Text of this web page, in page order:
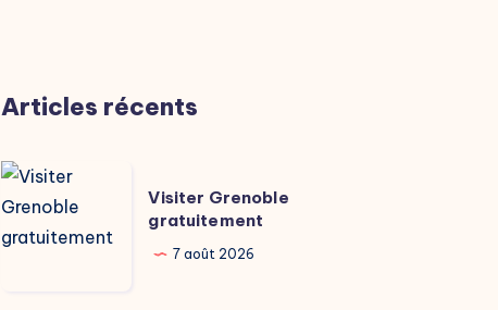
Articles récents
Visiter
Grenoble
gratuitement
Visiter Grenoble
gratuitement
7 août 2026